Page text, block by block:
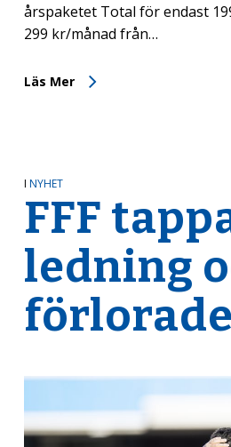
årspaketet Total för endast
299 kr/månad från…
Läs Mer
I NYHET
FFF
ledning
förlorade